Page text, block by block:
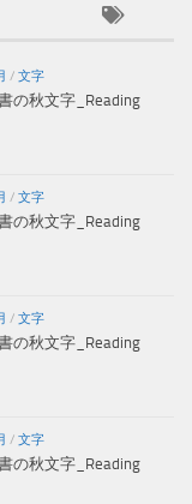
/ 文字
の秋文字_Reading
/ 文字
の秋文字_Reading
/ 文字
の秋文字_Reading
/ 文字
の秋文字_Reading